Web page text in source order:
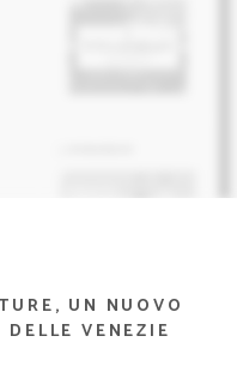
UN NUOVO
VENEZIE